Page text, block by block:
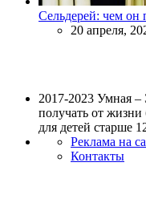
Сельдерей: чем он
20 апреля,
2017-2023 Умная –
получать от
для детей старше
Реклама на
Контакты